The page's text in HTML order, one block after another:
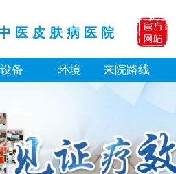
医皮肤病医院
设备 环境 来院路线